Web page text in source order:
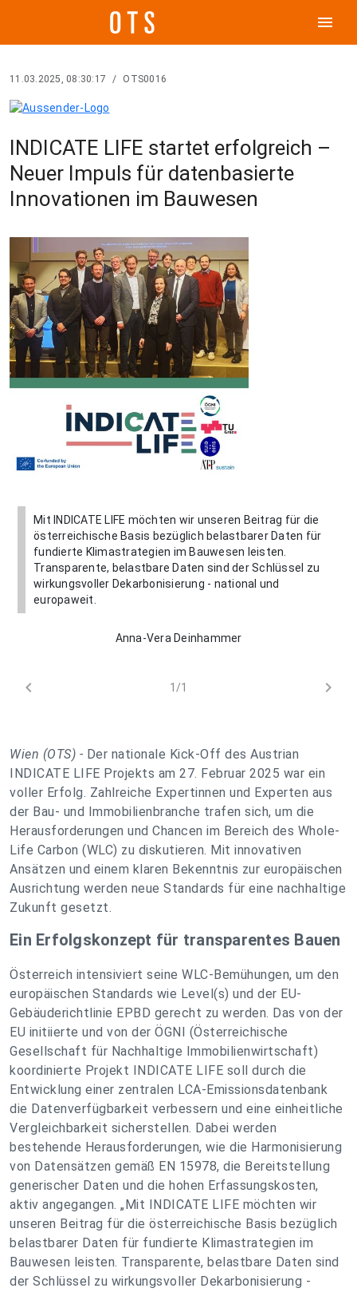
menu
11.03.2025, 08:30:17 / OTS0016
INDICATE LIFE startet erfolgreich –
Neuer Impuls für datenbasierte
Innovationen im Bauwesen
Mit INDICATE LIFE möchten wir unseren Beitrag für die
österreichische Basis bezüglich belastbarer Daten für
fundierte Klimastrategien im Bauwesen leisten.
Transparente, belastbare Daten sind der Schlüssel zu
wirkungsvoller Dekarbonisierung - national und
europaweit.
Anna-Vera Deinhammer
chevron_left 1/1 chevron_right
Wien (OTS) - Der nationale Kick-Off des Austrian
INDICATE LIFE Projekts am 27. Februar 2025 war ein
voller Erfolg. Zahlreiche Expertinnen und Experten aus
der Bau- und Immobilienbranche trafen sich, um die
Herausforderungen und Chancen im Bereich des Whole-
Life Carbon (WLC) zu diskutieren. Mit innovativen
Ansätzen und einem klaren Bekenntnis zur europäischen
Ausrichtung werden neue Standards für eine nachhaltige
Zukunft gesetzt.
Ein Erfolgskonzept für transparentes Bauen
Österreich intensiviert seine WLC-Bemühungen, um den
europäischen Standards wie Level(s) und der EU-
Gebäuderichtlinie EPBD gerecht zu werden. Das von der
EU initiierte und von der ÖGNI (Österreichische
Gesellschaft für Nachhaltige Immobilienwirtschaft)
koordinierte Projekt INDICATE LIFE soll durch die
Entwicklung einer zentralen LCA-Emissionsdatenbank
die Datenverfügbarkeit verbessern und eine einheitliche
Vergleichbarkeit sicherstellen. Dabei werden
bestehende Herausforderungen, wie die Harmonisierung
von Datensätzen gemäß EN 15978, die Bereitstellung
generischer Daten und die hohen Erfassungskosten,
aktiv angegangen. „Mit INDICATE LIFE möchten wir
unseren Beitrag für die österreichische Basis bezüglich
belastbarer Daten für fundierte Klimastrategien im
Bauwesen leisten. Transparente, belastbare Daten sind
der Schlüssel zu wirkungsvoller Dekarbonisierung -